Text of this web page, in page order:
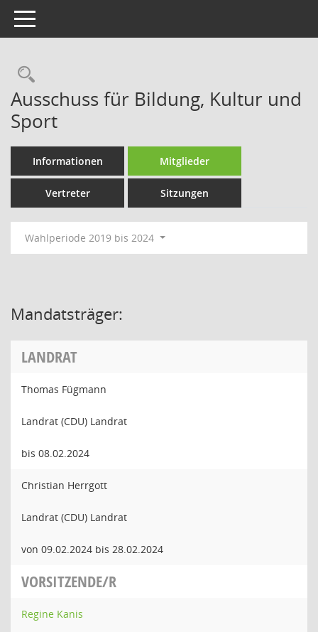
Toggle navigation
Rechercheauswahl
Ausschuss für Bildung, Kultur und
Sport
Informationen Mitglieder
Vertreter Sitzungen
Wahlperiode 2019 bis 2024
Mandatsträger:
LANDRAT
Thomas Fügmann
Landrat (CDU) Landrat
bis 08.02.2024
Christian Herrgott
Landrat (CDU) Landrat
von 09.02.2024 bis 28.02.2024
VORSITZENDE/R
Regine Kanis